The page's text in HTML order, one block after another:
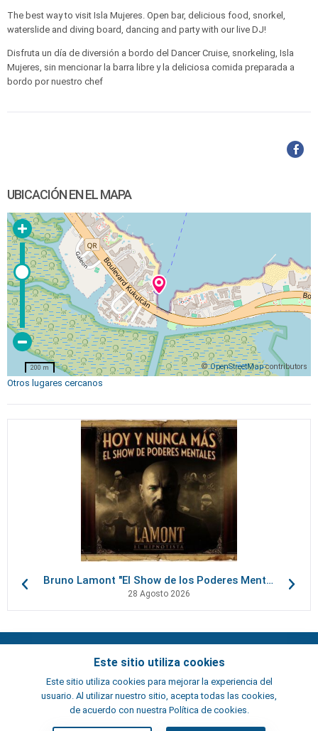
The best way to visit Isla Mujeres. Open bar, delicious food, snorkel,
waterslide and diving board, dancing and party with our live DJ!
Disfruta un día de diversión a bordo del Dancer Cruise, snorkeling, Isla
Mujeres, sin mencionar la barra libre y la deliciosa comida preparada a
bordo por nuestro chef
UBICACIÓN EN EL MAPA
©OpenStreetMapcontributors
200 m
Otros lugares cercanos
Bruno Lamont "El Show de los Poderes Mentales"
28 Agosto 2026
Este sitio utiliza cookies
Este sitio utiliza cookies para mejorar la experiencia del
usuario. Al utilizar nuestro sitio, acepta todas las cookies,
de acuerdo con nuestra Política de cookies.